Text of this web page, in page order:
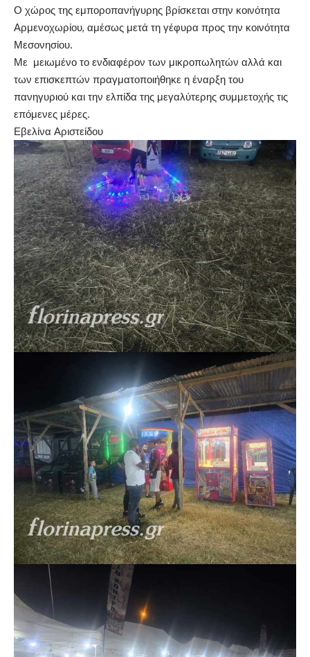
Ο χώρος της εμποροπανήγυρης βρίσκεται στην κοινότητα
Αρμενοχωρίου, αμέσως μετά τη γέφυρα προς την κοινότητα
Μεσονησίου.
Με μειωμένο το ενδιαφέρον των μικροπωλητών αλλά και
των επισκεπτών πραγματοποιήθηκε η έναρξη του
πανηγυριού και την ελπίδα της μεγαλύτερης συμμετοχής τις
επόμενες μέρες.
Εβελίνα Αριστείδου